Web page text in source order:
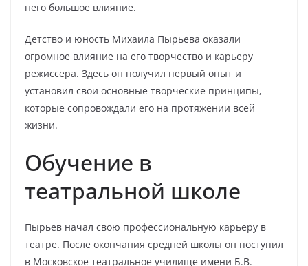
него большое влияние.
Детство и юность Михаила Пырьева оказали
огромное влияние на его творчество и карьеру
режиссера. Здесь он получил первый опыт и
установил свои основные творческие принципы,
которые сопровождали его на протяжении всей
жизни.
Обучение в
театральной школе
Пырьев начал свою профессиональную карьеру в
театре. После окончания средней школы он поступил
в Московское театральное училище имени Б.В.